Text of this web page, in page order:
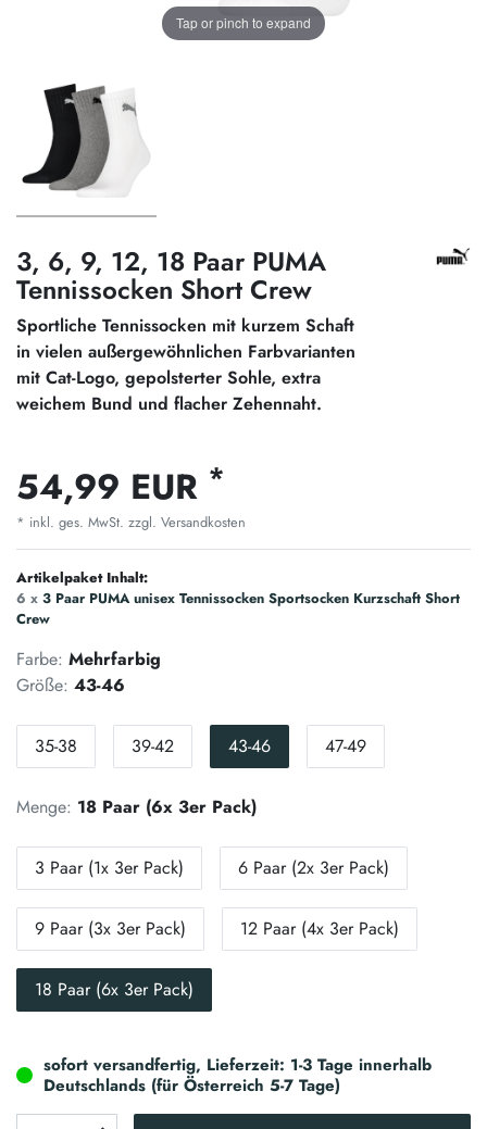
Tap or pinch to expand
3, 6, 9, 12, 18 Paar PUMA
Tennissocken Short Crew
Sportliche Tennissocken mit kurzem Schaft
in vielen außergewöhnlichen Farbvarianten
mit Cat-Logo, gepolsterter Sohle, extra
weichem Bund und flacher Zehennaht.
54,99 EUR *
* inkl. ges. MwSt. zzgl. Versandkosten
Artikelpaket Inhalt:
6 x 3 Paar PUMA unisex Tennissocken Sportsocken Kurzschaft Short
Crew
Farbe: Mehrfarbig
Größe: 43-46
35-38 39-42 43-46 47-49
Menge: 18 Paar (6x 3er Pack)
3 Paar (1x 3er Pack) 6 Paar (2x 3er Pack)
9 Paar (3x 3er Pack) 12 Paar (4x 3er Pack)
18 Paar (6x 3er Pack)
sofort versandfertig, Lieferzeit: 1-3 Tage innerhalb
Deutschlands (für Österreich 5-7 Tage)